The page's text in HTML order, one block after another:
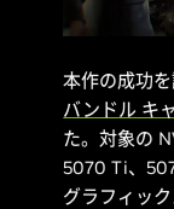
本作の成功を
バンドル キ
た。対象の
5070 Ti、
グラフィッ